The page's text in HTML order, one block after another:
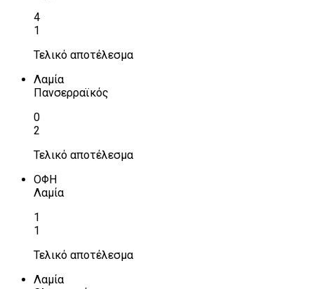
4
1
Τελικό αποτέλεσμα
Λαμία
Πανσερραϊκός
0
2
Τελικό αποτέλεσμα
ΟΦΗ
Λαμία
1
1
Τελικό αποτέλεσμα
Λαμία